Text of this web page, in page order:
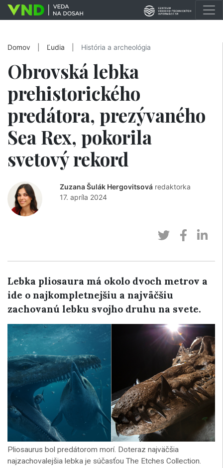
Domov Ľudia História a archeológia
Obrovská lebka
prehistorického
predátora, prezývaného
Sea Rex, pokorila
svetový rekord
Zuzana Šulák Hergovitsová redaktorka
17. apríla 2024
Lebka pliosaura má okolo dvoch metrov a
ide o najkompletnejšiu a najväčšiu
zachovanú lebku svojho druhu na svete.
Pliosaurus bol predátorom morí. Doteraz najväčšia
najzachovalejšia lebka je súčasťou The Etches Collection.